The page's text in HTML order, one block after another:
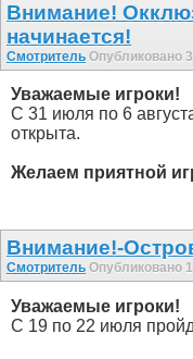
Внимание!
начинается!
Смотритель Опубликовано
Уважаемые игроки!
С 31 июля по 6
открыта.
Желаем приятной
Внимание!-
Смотритель Опубликовано
Уважаемые игроки!
С 19 по 22 июля